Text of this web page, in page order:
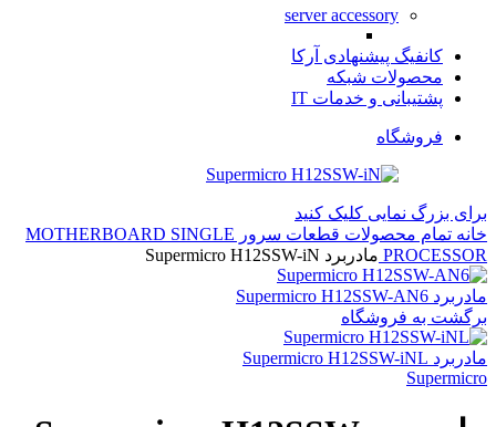
server accessory
کانفیگ پیشنهادی آرکا
محصولات شبکه
پشتیبانی و خدمات IT
فروشگاه
برای بزرگ نمایی کلیک کنید
خانه تمام محصولات قطعات سرور MOTHERBOARD SINGLE
PROCESSOR مادربرد Supermicro H12SSW-iN
مادربرد Supermicro H12SSW-AN6
برگشت به فروشگاه
مادربرد Supermicro H12SSW-iNL
Supermicro